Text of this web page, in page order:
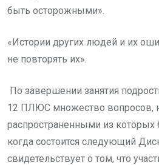
быть осторожными».
«Истории других людей и их
не повторять их».
По завершении занятия
12 ПЛЮС множество вопросов,
распространенными из
когда состоится следующий
свидетельствует о том, что